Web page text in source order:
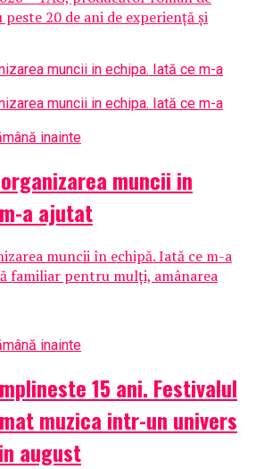
20 de ani de experiență și
inainte
muncii in
a ajutat
muncii în echipă. Iată ce m-a
familiar pentru mulți, amânarea
inainte
15 ani. Festivalul
muzica intr-un univers
august